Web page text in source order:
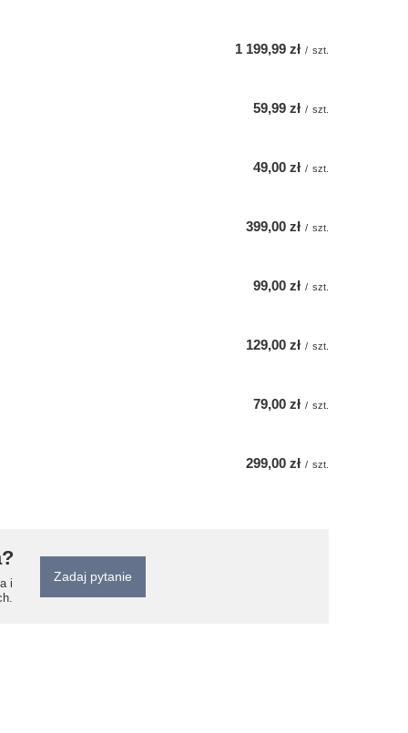
1 199,99 zł / szt.
59,99 zł / szt.
49,00 zł / szt.
399,00 zł / szt.
99,00 zł / szt.
129,00 zł / szt.
79,00 zł / szt.
299,00 zł / szt.
i
Zadaj pytanie